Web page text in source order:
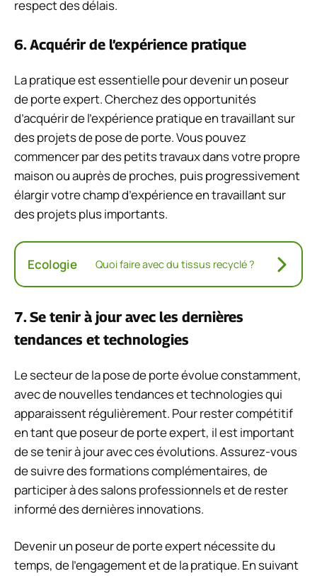
respect des délais.
6. Acquérir de l’expérience pratique
La pratique est essentielle pour devenir un poseur
de porte expert. Cherchez des opportunités
d’acquérir de l’expérience pratique en travaillant sur
des projets de pose de porte. Vous pouvez
commencer par des petits travaux dans votre propre
maison ou auprès de proches, puis progressivement
élargir votre champ d’expérience en travaillant sur
des projets plus importants.
Ecologie Quoi faire avec du tissus recyclé ?
7. Se tenir à jour avec les dernières
tendances et technologies
Le secteur de la pose de porte évolue constamment,
avec de nouvelles tendances et technologies qui
apparaissent régulièrement. Pour rester compétitif
en tant que poseur de porte expert, il est important
de se tenir à jour avec ces évolutions. Assurez-vous
de suivre des formations complémentaires, de
participer à des salons professionnels et de rester
informé des dernières innovations.
Devenir un poseur de porte expert nécessite du
temps, de l’engagement et de la pratique. En suivant